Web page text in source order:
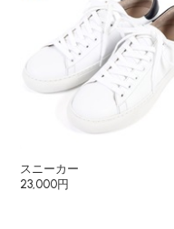
スニーカー
23,000円